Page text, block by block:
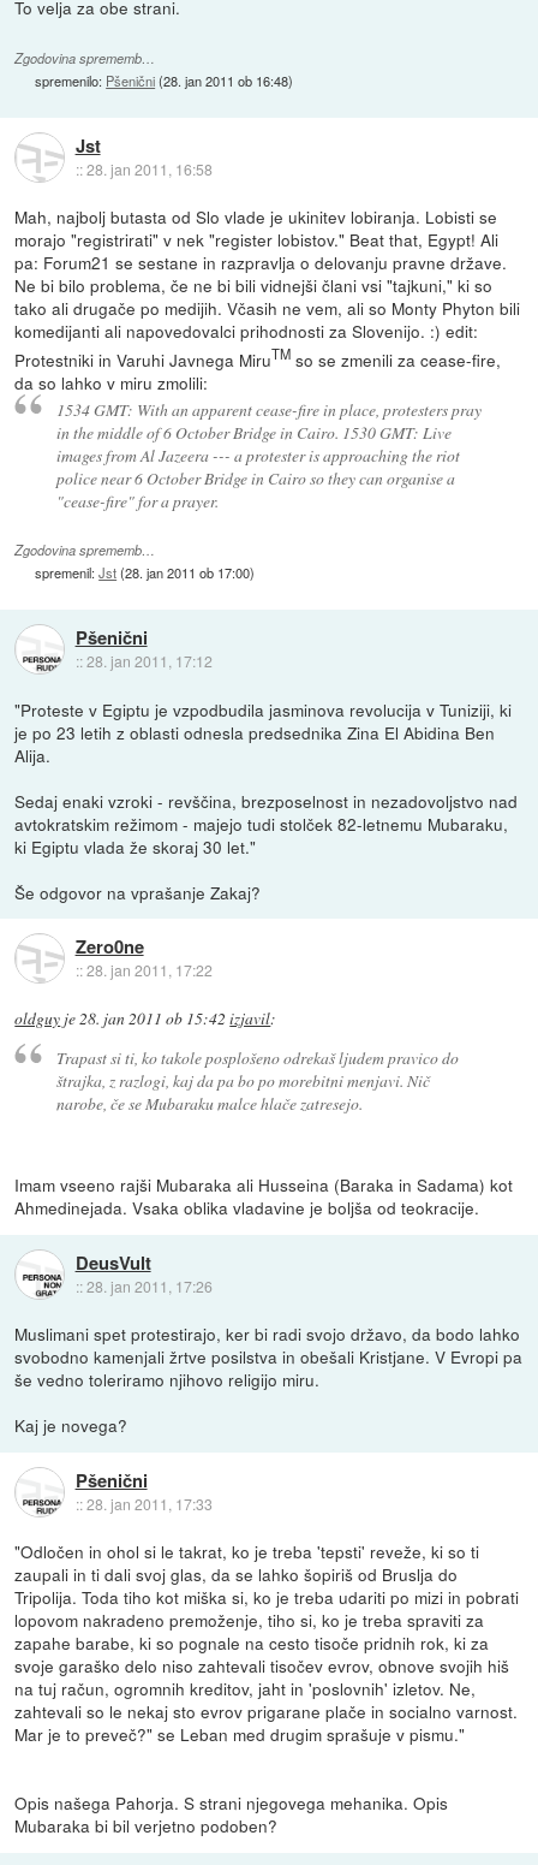
To velja za obe strani.
Zgodovina sprememb…
spremenilo: Pšenični(28. jan 2011 ob 16:48)
Jst
::28. jan 2011, 16:58
Mah, najbolj butasta od Slo vlade je ukinitev lobiranja. Lobisti se
morajo "registrirati" v nek "register lobistov." Beat that, Egypt! Ali
pa: Forum21 se sestane in razpravlja o delovanju pravne države.
Ne bi bilo problema, če ne bi bili vidnejši člani vsi "tajkuni," ki so
tako ali drugače po medijih. Včasih ne vem, ali so Monty Phyton bili
komedijanti ali napovedovalci prihodnosti za Slovenijo. :) edit:
Protestniki in Varuhi Javnega MiruTM so se zmenili za cease-fire,
da so lahko v miru zmolili:
1534 GMT: With an apparent cease-fire in place, protesters pray
in the middle of 6 October Bridge in Cairo. 1530 GMT: Live
images from Al Jazeera --- a protester is approaching the riot
police near 6 October Bridge in Cairo so they can organise a
"cease-fire" for a prayer.
Zgodovina sprememb…
spremenil:Jst(28. jan 2011 ob 17:00)
Pšenični
::28. jan 2011, 17:12
"Proteste v Egiptu je vzpodbudila jasminova revolucija v Tuniziji, ki
je po 23 letih z oblasti odnesla predsednika Zina El Abidina Ben
Alija.
Sedaj enaki vzroki - revščina, brezposelnost in nezadovoljstvo nad
avtokratskim režimom - majejo tudi stolček 82-letnemu Mubaraku,
ki Egiptu vlada že skoraj 30 let."
Še odgovor na vprašanje Zakaj?
Zero0ne
::28. jan 2011, 17:22
oldguy je28. jan 2011 ob 15:42 izjavil:
Trapast si ti, ko takole posplošeno odrekaš ljudem pravico do
štrajka, z razlogi, kaj da pa bo po morebitni menjavi. Nič
narobe, če se Mubaraku malce hlače zatresejo.
Imam vseeno rajši Mubaraka ali Husseina (Baraka in Sadama) kot
Ahmedinejada. Vsaka oblika vladavine je boljša od teokracije.
DeusVult
::28. jan 2011, 17:26
Muslimani spet protestirajo, ker bi radi svojo državo, da bodo lahko
svobodno kamenjali žrtve posilstva in obešali Kristjane. V Evropi pa
še vedno toleriramo njihovo religijo miru.
Kaj je novega?
Pšenični
::28. jan 2011, 17:33
"Odločen in ohol si le takrat, ko je treba 'tepsti' reveže, ki so ti
zaupali in ti dali svoj glas, da se lahko šopiriš od Bruslja do
Tripolija. Toda tiho kot miška si, ko je treba udariti po mizi in pobrati
lopovom nakradeno premoženje, tiho si, ko je treba spraviti za
zapahe barabe, ki so pognale na cesto tisoče pridnih rok, ki za
svoje garaško delo niso zahtevali tisočev evrov, obnove svojih hiš
na tuj račun, ogromnih kreditov, jaht in 'poslovnih' izletov. Ne,
zahtevali so le nekaj sto evrov prigarane plače in socialno varnost.
Mar je to preveč?" se Leban med drugim sprašuje v pismu."
Opis našega Pahorja. S strani njegovega mehanika. Opis
Mubaraka bi bil verjetno podoben?